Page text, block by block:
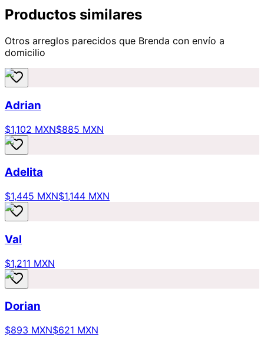
Productos similares
Otros arreglos parecidos que Brenda con envío a
domicilio
Adrian
$1,102 MXN$885 MXN
Adelita
$1,445 MXN$1,144 MXN
Val
$1,211 MXN
Dorian
$893 MXN$621 MXN